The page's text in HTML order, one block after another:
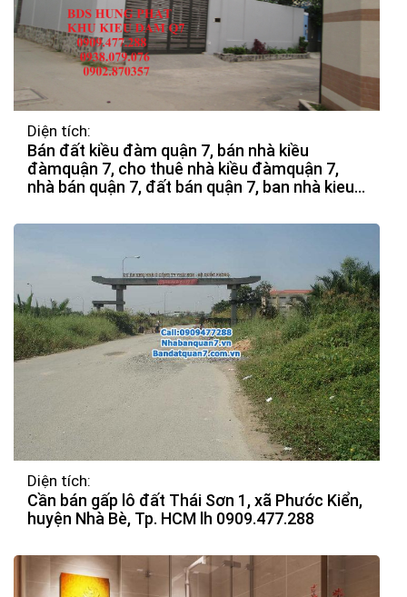
Diện tích:
Bán đất kiều đàm quận 7, bán nhà kiều
đàmquận 7, cho thuê nhà kiều đàmquận 7,
nhà bán quận 7, đất bán quận 7, ban nhà kieu
Diện tích:
Cần bán gấp lô đất Thái Sơn 1, xã Phước Kiển,
huyện Nhà Bè, Tp. HCM lh 0909.477.288